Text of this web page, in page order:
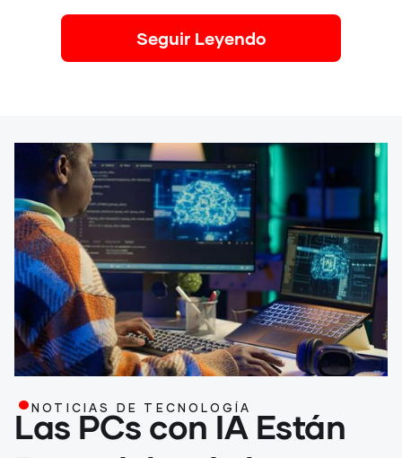
Seguir Leyendo
.NOTICIAS DE TECNOLOGÍA
Las PCs con IA Están